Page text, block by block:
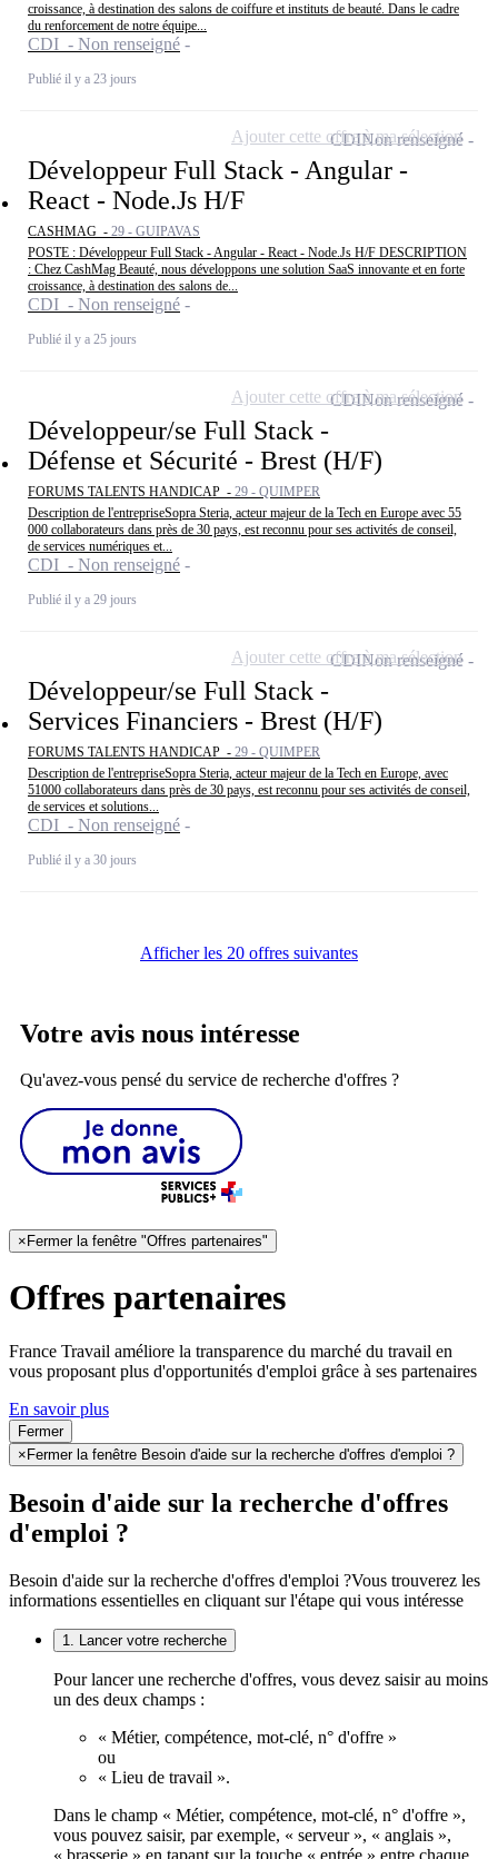
croissance, à destination des salons de coiffure et instituts de beauté. Dans le cadre
du renforcement de notre équipe...
CDI - Non renseigné
Publié il y a 23 jours
Développeur Full Stack - Angular -
React - Node.Js H/F
CASHMAG - 29 - GUIPAVAS
POSTE : Développeur Full Stack - Angular - React - Node.Js H/F DESCRIPTION
: Chez CashMag Beauté, nous développons une solution SaaS innovante et en forte
croissance, à destination des salons de...
CDI - Non renseigné
Publié il y a 25 jours
CDINon renseigné
Ajouter cette offre à ma sélection
Développeur/se Full Stack -
Défense et Sécurité - Brest (H/F)
FORUMS TALENTS HANDICAP - 29 - QUIMPER
Description de l'entrepriseSopra Steria, acteur majeur de la Tech en Europe avec 55
000 collaborateurs dans près de 30 pays, est reconnu pour ses activités de conseil,
de services numériques et...
CDI - Non renseigné
Publié il y a 29 jours
CDINon renseigné
Ajouter cette offre à ma sélection
Développeur/se Full Stack -
Services Financiers - Brest (H/F)
FORUMS TALENTS HANDICAP - 29 - QUIMPER
Description de l'entrepriseSopra Steria, acteur majeur de la Tech en Europe, avec
51000 collaborateurs dans près de 30 pays, est reconnu pour ses activités de conseil,
de services et solutions...
CDI - Non renseigné
Publié il y a 30 jours
CDINon renseigné
Ajouter cette offre à ma sélection
Afficher les 20 offres suivantes
Votre avis nous intéresse
Qu'avez-vous pensé du service de recherche d'offres ?
× Fermer la fenêtre "Offres partenaires"
Offres partenaires
France Travail améliore la transparence du marché du travail en
vous proposant plus d'opportunités d'emploi grâce à ses partenaires
En savoir plus
Fermer
× Fermer la fenêtre Besoin d'aide sur la recherche d'offres d'emploi ?
Besoin d'aide sur la recherche d'offres
d'emploi ?
Besoin d'aide sur la recherche d'offres d'emploi ?Vous trouverez les
informations essentielles en cliquant sur l'étape qui vous intéresse
1. Lancer votre recherche
Pour lancer une recherche d'offres, vous devez saisir au moins
un des deux champs :
« Métier, compétence, mot-clé, n° d'offre »
ou
« Lieu de travail ».
Dans le champ « Métier, compétence, mot-clé, n° d'offre »,
vous pouvez saisir, par exemple, « serveur », « anglais »,